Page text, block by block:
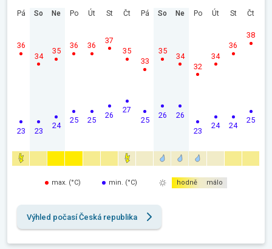
Pá
23
36
So
23
34
Ne
24
35
Po
25
36
Út
25
36
St
26
37
Čt
27
35
Pá
25
33
So
26
35
Ne
26
34
Po
23
32
Út
24
34
St
24
36
Čt
25
38
max. (°C) min. (°C) hodně málo
Výhled počasí Česká republika